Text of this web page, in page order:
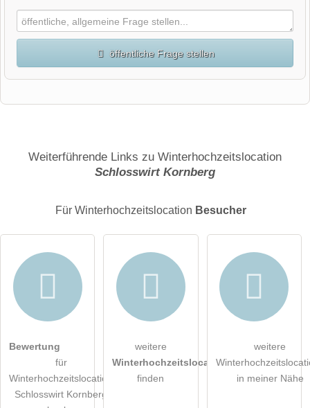
öffentliche Frage stellen
E-Mail-Adresse (wird nicht veröffentlicht)
Die Datenschutzerklärung habe ich zur Kenntnis genommen.
öffentliche Frage stellen
Weiterführende Links zu Winterhochzeitslocation
Schlosswirt Kornberg
Für Winterhochzeitslocation Besucher
Bewertung
für
Winterhochzeitslocation
Schlosswirt Kornberg
weitere
Winterhochzeitslocations
finden
weitere
in meiner Nähe